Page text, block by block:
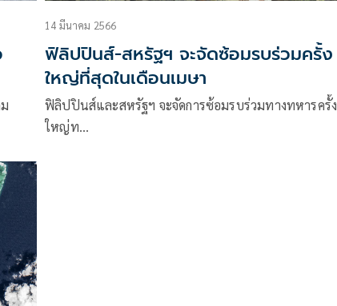
14 มีนาคม 2566
ฟิลิปปินส์-สหรัฐฯ จะจัดซ้อมรบร่วมครั้ง
ใหญ่ที่สุดในเดือนเมษา
ฟิลิปปินส์และสหรัฐฯ จะจัดการซ้อมรบร่วมทางทหารครั้ง
ใหญ่ท…